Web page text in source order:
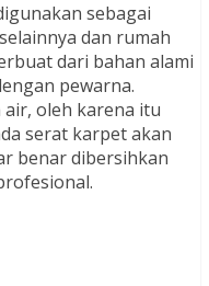
sebagai
dan rumah
dari bahan alami
pewarna.
oleh karena itu
serat karpet akan
benar dibersihkan